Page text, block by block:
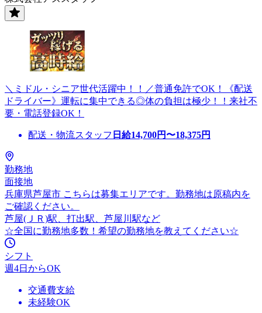
＼ミドル・シニア世代活躍中！！／普通免許でOK！《配送
ドライバー》運転に集中できる◎体の負担は極少！！来社不
要・電話登録OK！
配送・物流スタッフ 日給14,700円〜18,375円
勤務地
面接地
兵庫県芦屋市 こちらは募集エリアです。勤務地は原稿内を
ご確認ください。
芦屋(ＪＲ)駅、打出駅、芦屋川駅など
☆全国に勤務地多数！希望の勤務地を教えてください☆
シフト
週4日からOK
交通費支給
未経験OK